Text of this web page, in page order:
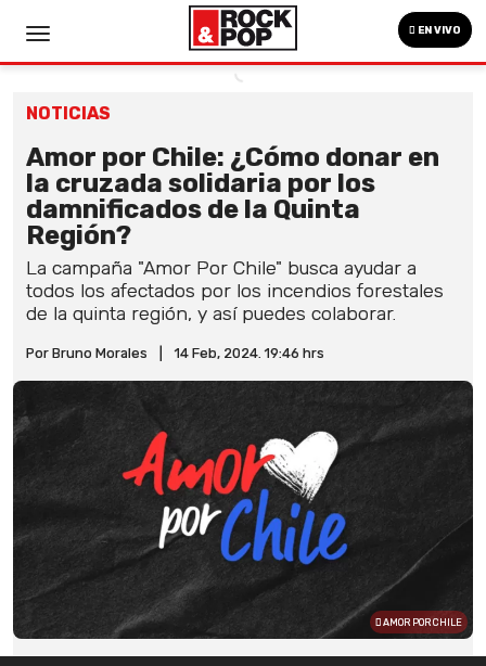
EN VIVO
NOTICIAS
Amor por Chile: ¿Cómo donar en
la cruzada solidaria por los
damnificados de la Quinta
Región?
La campaña "Amor Por Chile" busca ayudar a
todos los afectados por los incendios forestales
de la quinta región, y así puedes colaborar.
Por Bruno Morales 14 Feb, 2024. 19:46 hrs
AMOR POR CHILE